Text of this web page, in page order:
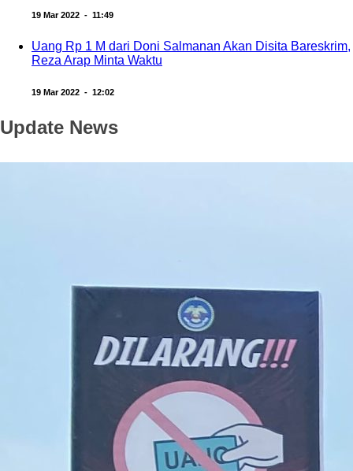
19 Mar 2022 - 11:49
Uang Rp 1 M dari Doni Salmanan Akan Disita Bareskrim,
Reza Arap Minta Waktu
19 Mar 2022 - 12:02
Update News